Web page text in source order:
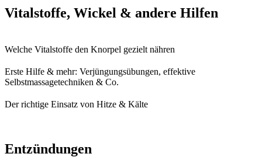
Vitalstoffe, Wickel & andere Hilfen
Welche Vitalstoffe den Knorpel gezielt nähren
Erste Hilfe & mehr: Verjüngungsübungen, effektive
Selbstmassagetechniken & Co.
Der richtige Einsatz von Hitze & Kälte
Entzündungen